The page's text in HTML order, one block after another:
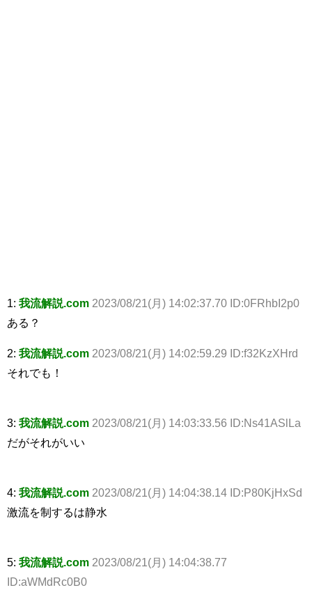
1: 我流解説.com 2023/08/21(月) 14:02:37.70 ID:0FRhbI2p0
ある？
2: 我流解説.com 2023/08/21(月) 14:02:59.29 ID:f32KzXHrd
それでも！
3: 我流解説.com 2023/08/21(月) 14:03:33.56 ID:Ns41ASlLa
だがそれがいい
4: 我流解説.com 2023/08/21(月) 14:04:38.14 ID:P80KjHxSd
激流を制するは静水
5: 我流解説.com 2023/08/21(月) 14:04:38.77
ID:aWMdRc0B0